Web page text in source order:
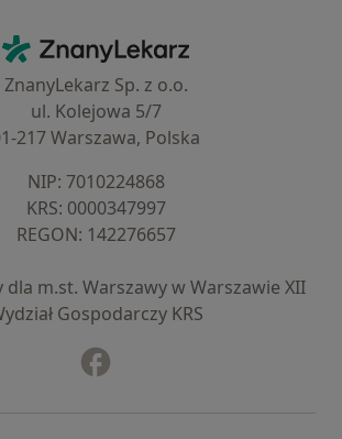
ZnanyLekarz - Strona główna
ZnanyLekarz Sp. z o.o.
ul. Kolejowa 5/7
217 Warszawa, Polska
NIP: ⁠7010224868
KRS: ⁠0000347997
REGON: ⁠142276657
dla m.st. Warszawy w Warszawie XII
Gospodarczy KRS